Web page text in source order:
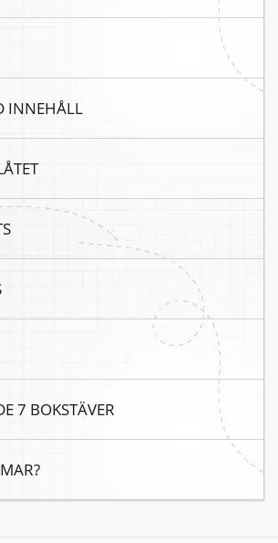
INNEHÅLL
7 BOKSTÄVER